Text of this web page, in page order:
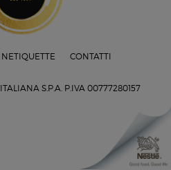
NETIQUETTE CONTATTI
S.P.A. P.IVA 00777280157